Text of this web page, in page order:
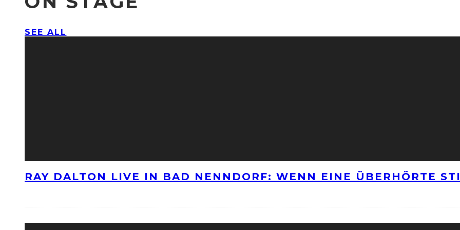
SEE ALL
RAY DALTON LIVE IN BAD NENNDORF: WENN EINE ÜBERHÖRTE